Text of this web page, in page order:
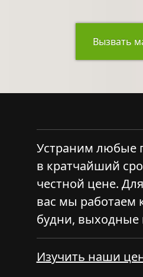
Вызвать
Устраним любые
в кратчайший
честной цене. Для
вас мы работаем
будни, выходные
Изучить наши